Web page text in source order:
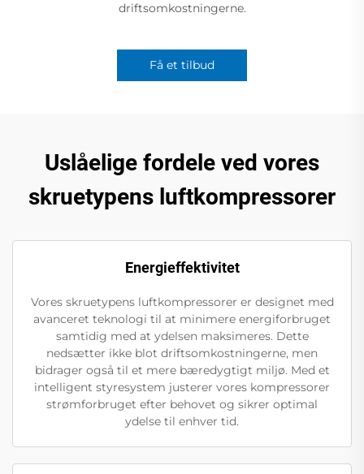
driftsomkostningerne.
Få et tilbud
Uslåelige fordele ved vores
skruetypens luftkompressorer
Energieffektivitet
Vores skruetypens luftkompressorer er designet med
avanceret teknologi til at minimere energiforbruget
samtidig med at ydelsen maksimeres. Dette
nedsætter ikke blot driftsomkostningerne, men
bidrager også til et mere bæredygtigt miljø. Med et
intelligent styresystem justerer vores kompressorer
strømforbruget efter behovet og sikrer optimal
ydelse til enhver tid.